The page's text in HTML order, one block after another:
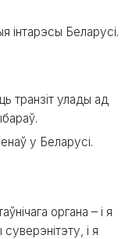
інтарэсы Беларусі.
транзіт улады ад
у Беларусі.
органа – і я
і я